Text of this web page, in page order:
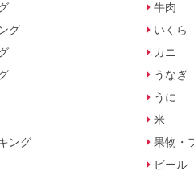
グ
ング
牛肉
いくら
カニ
うなぎ
うに
米
果物・
ビール